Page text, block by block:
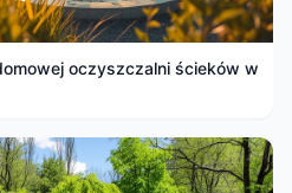
oczyszczalni ścieków w